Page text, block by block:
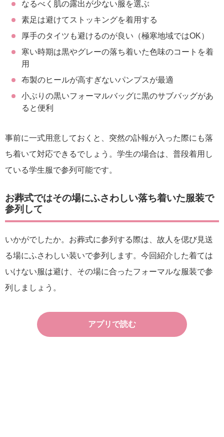
なるべく肌の露出が少ない服を選ぶ
素足は避けてストッキングを着用する
厚手のタイツも避けるのが良い（極寒地域ではOK）
寒い時期は黒やグレーの落ち着いた色味のコートを着
用
布製のヒールが高すぎないパンプスが最適
小ぶりの黒いフォーマルバッグに黒のサブバッグがあ
ると便利
事前に一式用意しておくと、突然の訃報が入った際にも落
ち着いて対応できるでしょう。学生の場合は、普段着用し
ている学生服で参列可能です。
お葬式ではその場にふさわしい落ち着いた服装で
参列して
いかがでしたか。お葬式に参列する際は、故人を偲び見送
る場にふさわしい装いで参列します。今回紹介した着ては
いけない服は避け、その場に合ったフォーマルな服装で参
列しましょう。
アプリで読む